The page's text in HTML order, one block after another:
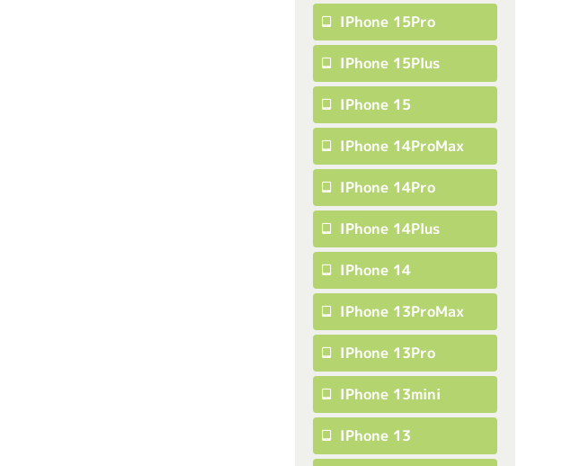
IPhone 15Pro
IPhone 15Plus
IPhone 15
IPhone 14ProMax
IPhone 14Pro
IPhone 14Plus
IPhone 14
IPhone 13ProMax
IPhone 13Pro
IPhone 13mini
IPhone 13